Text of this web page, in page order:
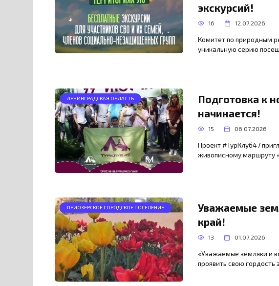
экскурсий!
16 12.07.2026
Комитет по природным
уникальную серию
ЛЕНИНГРАДСКАЯ ОБЛАСТЬ
Подготовка к
начинается!
15 06.07.2026
Проект #ТурКлуб47
живописному маршруту
ПРИОЗЕРСКОЕ ГОРОДСКОЕ ПОСЕЛЕНИЕ
Уважаемые
край!
13 01.07.2026
«Уважаемые земляки и
проявить свою гордость